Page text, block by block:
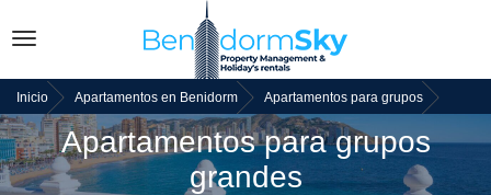
Toggle
Inicio Apartamentos en Benidorm Apartamentos para grupos
Apartamentos para grupos
grandes